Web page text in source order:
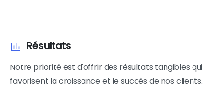
Résultats
Notre priorité est d'offrir des résultats tangibles qui
favorisent la croissance et le succès de nos clients.